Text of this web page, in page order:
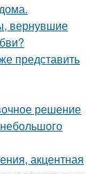
вернувшие
представить
решение
акцентная